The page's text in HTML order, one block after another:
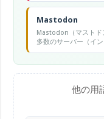
Mastodon
Mastodon（マストド
多数のサーバー（イ
て成り立つ分散型
他の用